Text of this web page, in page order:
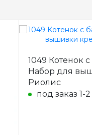
1049 Котенок
Набор для
Риолис
под заказ 1-